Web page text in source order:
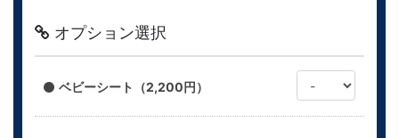
オプション選択
ベビーシート（2,200円）